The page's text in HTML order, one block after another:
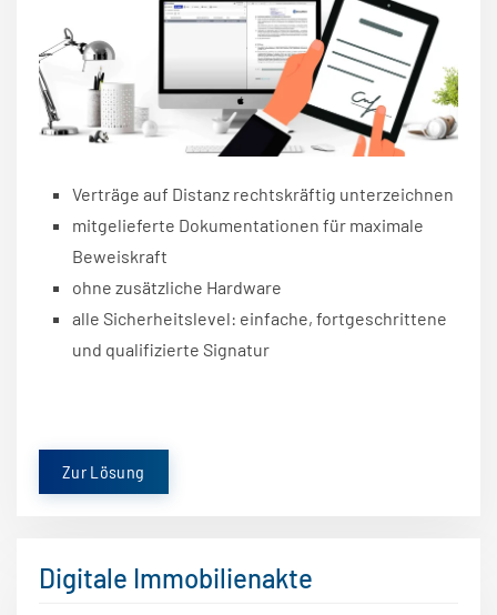
Verträge auf Distanz rechtskräftig unterzeichnen
mitgelieferte Dokumentationen für maximale
Beweiskraft
ohne zusätzliche Hardware
alle Sicherheitslevel: einfache, fortgeschrittene
und qualifizierte Signatur
Zur Lösung
Digitale Immobilienakte